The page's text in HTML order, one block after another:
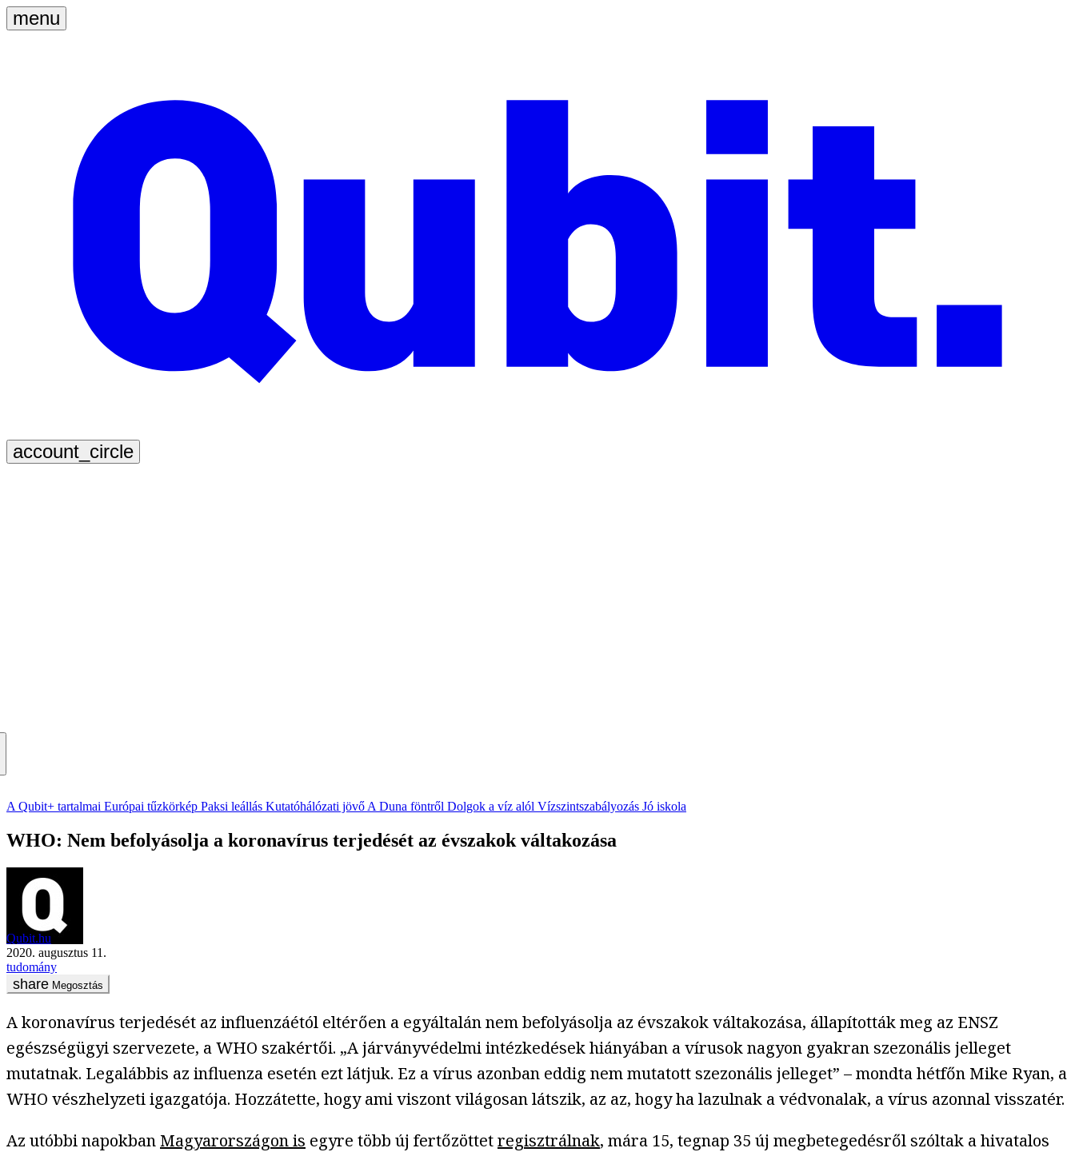
A Qubit+ tartalmai Európai tűzkörkép Paksi leállás Kutatóhálózati jövő A Duna föntről Dolgok a víz alól Vízszintszabályozás Jó iskola
WHO: Nem befolyásolja a koronavírus terjedését az évszakok váltakozása
Qubit.hu
2020. augusztus 11.
tudomány
Megosztás
A koronavírus terjedését az influenzáétól eltérően a egyáltalán nem befolyásolja az évszakok váltakozása, állapították meg az ENSZ
egészségügyi szervezete, a WHO szakértői. „A járványvédelmi intézkedések hiányában a vírusok nagyon gyakran szezonális jelleget
mutatnak. Legalábbis az influenza esetén ezt látjuk. Ez a vírus azonban eddig nem mutatott szezonális jelleget” – mondta hétfőn Mike Ryan, a
WHO vészhelyzeti igazgatója. Hozzátette, hogy ami viszont világosan látszik, az az, hogy ha lazulnak a védvonalak, a vírus azonnal visszatér.
Az utóbbi napokban Magyarországon is egyre több új fertőzöttetregisztrálnak, mára 15, tegnap 35 új megbetegedésről szóltak a hivatalos